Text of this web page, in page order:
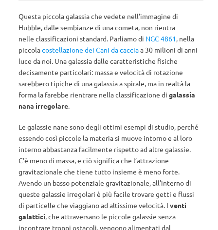
Questa piccola galassia che vedete nell’immagine di
Hubble, dalle sembianze di una cometa, non rientra
nelle classificazioni standard. Parliamo di NGC 4861 , nella
piccolacostellazione dei Cani da cacciaa 30 milioni di anni
luce da noi. Una galassia dalle caratteristiche fisiche
decisamente particolari: massa e velocità di rotazione
sarebbero tipiche di una galassia a spirale, ma in realtà la
forma la farebbe rientrare nella classificazione di galassia
nana irregolare
Le galassie nane sono degli ottimi esempi di studio, perché
essendo così piccole la materia si muove intorno e al loro
interno abbastanza facilmente rispetto ad altre galassie.
C’è meno di massa, e ciò significa che l’attrazione
gravitazionale che tiene tutto insieme è meno forte.
Avendo un basso potenziale gravitazionale, all’interno di
queste galassie irregolari è più facile trovare getti e flussi
di particelle che viaggiano ad altissime velocità. I venti
galattici , che attraversano le piccole galassie senza
incontrare troppi ostacoli, vengono alimentati dal